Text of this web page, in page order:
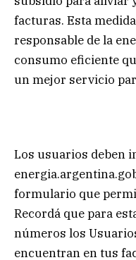
facturas. Esta
responsable de la
consumo eficiente
un mejor servicio
Los usuarios deben
formulario que
Recordá que para
números los
encuentran en tus